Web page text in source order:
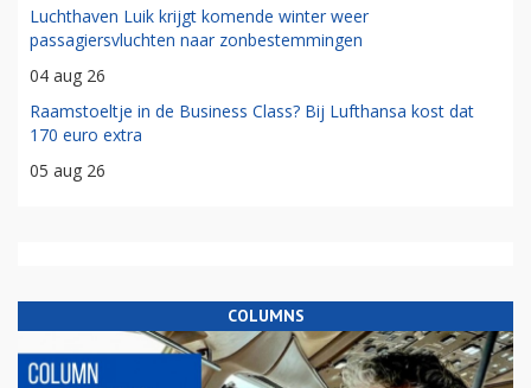
Luchthaven Luik krijgt komende winter weer
passagiersvluchten naar zonbestemmingen
04 aug 26
Raamstoeltje in de Business Class? Bij Lufthansa kost dat
170 euro extra
05 aug 26
COLUMNS